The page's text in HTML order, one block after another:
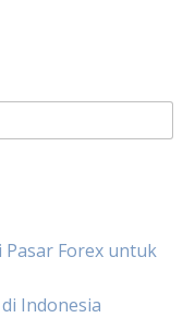
Forex untuk
Indonesia